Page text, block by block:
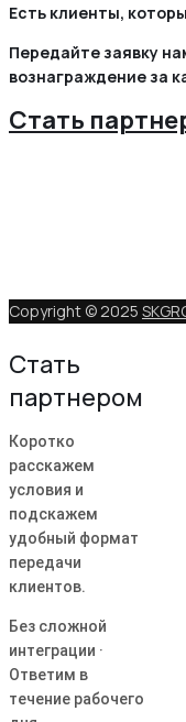
Есть клиенты,
Передайте заявку
вознаграждение за
Стать
Copyright © 2025
Стать
партнером
Коротко
расскажем
условия и
подскажем
удобный формат
передачи
клиентов.
Без сложной
интеграции ·
Ответим в
течение рабочего